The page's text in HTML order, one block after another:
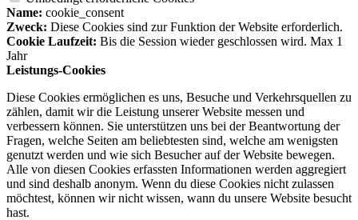
Name: cookie_consent
Zweck: Diese Cookies sind zur Funktion der Website erforderlich.
Cookie Laufzeit: Bis die Session wieder geschlossen wird. Max 1
Jahr
Leistungs-Cookies
Diese Cookies ermöglichen es uns, Besuche und Verkehrsquellen zu
zählen, damit wir die Leistung unserer Website messen und
verbessern können. Sie unterstützen uns bei der Beantwortung der
Fragen, welche Seiten am beliebtesten sind, welche am wenigsten
genutzt werden und wie sich Besucher auf der Website bewegen.
Alle von diesen Cookies erfassten Informationen werden aggregiert
und sind deshalb anonym. Wenn du diese Cookies nicht zulassen
möchtest, können wir nicht wissen, wann du unsere Website besucht
hast.